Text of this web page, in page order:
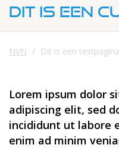
DIT IS EEN
NVN Dit is een
Lorem ipsum dolor
adipiscing elit, sed
incididunt ut labore
enim ad minim